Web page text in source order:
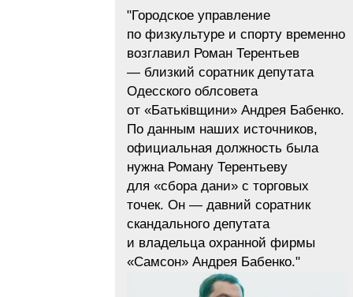
"Городское управление
по физкультуре и спорту временно
возглавил Роман Терентьев
— близкий соратник депутата
Одесского облсовета
от «Батьківщини» Андрея Бабенко.
По данным наших источников,
официальная должность была
нужна Роману Терентьеву
для «сбора дани» с торговых
точек. Он — давний соратник
скандального депутата
и владельца охранной фирмы
«Самсон» Андрея Бабенко."